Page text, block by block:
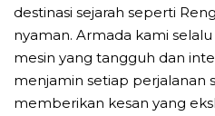
destinasi sejarah seperti
nyaman. Armada kami
mesin yang tangguh dan
menjamin setiap perjalanan
memberikan kesan yang